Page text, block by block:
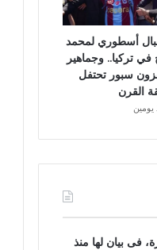
أسطوري لمحمد
في تركيا.. وجماهير
سبور تحتفل
القرن
يومين
فى بيان لها منذ